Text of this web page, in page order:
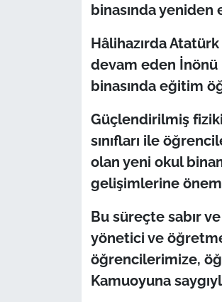
binasında
Hâlihazırda
devam eden İnönü
binasında eğitim
Güçlendirilmiş
sınıfları ile
olan yeni okul
gelişimlerine
Bu süreçte sabır
yönetici ve
öğrencilerimize,
Kamuoyuna
Flaş Haber
Dış Haberler
İş Dünyası
Bilim Teknoloji
English News